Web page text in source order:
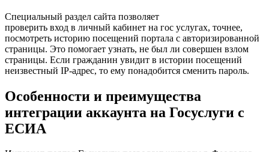
Специальный раздел сайта позволяет
проверить вход в личный кабинет на гос услугах, точнее,
посмотреть историю посещений портала с авторизированной
страницы. Это помогает узнать, не был ли совершен взлом
страницы. Если гражданин увидит в истории посещений
неизвестный IP-адрес, то ему понадобится сменить пароль.
Особенности и преимущества
интеграции аккаунта на Госуслуги с
ЕСИА